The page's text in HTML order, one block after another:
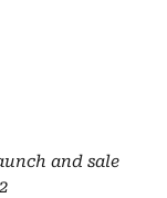
and sale